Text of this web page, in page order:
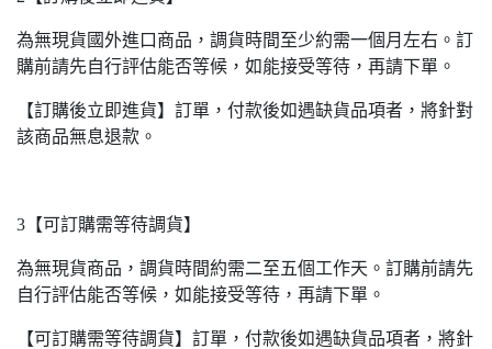
為無現貨國外進口商品，調貨時間至少約需一個月左右。訂
購前請先自行評估能否等候，如能接受等待，再請下單。
【訂購後立即進貨】訂單，付款後如遇缺貨品項者，將針對
該商品無息退款。
3【可訂購需等待調貨】
為無現貨商品，調貨時間約需二至五個工作天。訂購前請先
自行評估能否等候，如能接受等待，再請下單。
【可訂購需等待調貨】訂單，付款後如遇缺貨品項者，將針